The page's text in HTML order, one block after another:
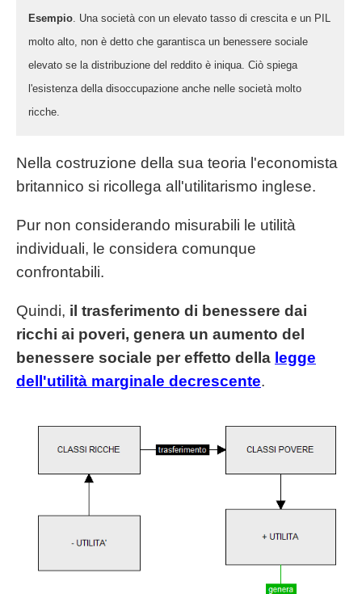
Esempio. Una società con un elevato tasso di crescita e un PIL
molto alto, non è detto che garantisca un benessere sociale
elevato se la distribuzione del reddito è iniqua. Ciò spiega
l'esistenza della disoccupazione anche nelle società molto
ricche.
Nella costruzione della sua teoria l'economista
britannico si ricollega all'utilitarismo inglese.
Pur non considerando misurabili le utilità
individuali, le considera comunque
confrontabili.
Quindi, il trasferimento di benessere dai
ricchi ai poveri, genera un aumento del
benessere sociale per effetto della legge
dell'utilità marginale decrescente.